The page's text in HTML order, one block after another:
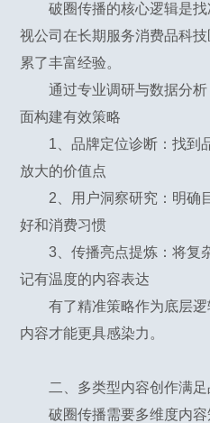
破圈传播的核心逻辑是
视公司在长期服务消费品科
累了丰富经验。
通过专业调研与数据分
面构建有效策略
1、品牌定位诊断：找到
放大的价值点
2、用户洞察研究：明确
好和消费习惯
3、传播亮点提炼：将复
记有温度的内容表达
有了精准策略作为底层
内容才能更具感染力。
二、多类型内容创作满
破圈传播需要多维度内